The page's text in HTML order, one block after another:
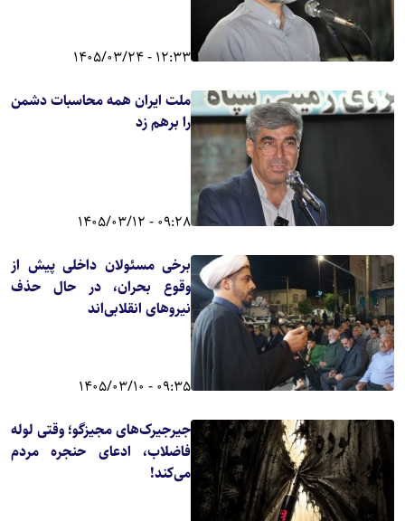
12:33 - 1405/03/24
ملت ایران همه محاسبات دشمن
را برهم زد
09:28 - 1405/03/12
برخی مسئولان داخلی پیش از
وقوع بحران، در حال حذف
نیروهای انقلابی‌اند
09:35 - 1405/03/10
جیرجیرک‌های مجیزگو؛ وقتی لوله
فاضلاب، ادعای حنجره مردم
می‌کند!